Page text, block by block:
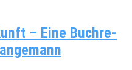
– Eine Buch­re­